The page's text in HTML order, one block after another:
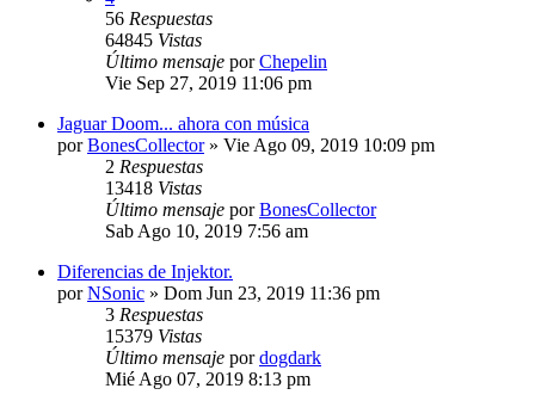
56 Respuestas
64845 Vistas
Último mensaje porChepelin
Vie Sep 27, 2019 11:06 pm
Jaguar Doom... ahora con música
porBonesCollector» Vie Ago 09, 2019 10:09 pm
2 Respuestas
13418 Vistas
Último mensaje porBonesCollector
Sab Ago 10, 2019 7:56 am
Diferencias de Injektor.
porNSonic » Dom Jun 23, 2019 11:36 pm
3 Respuestas
15379 Vistas
Último mensaje pordogdark
Mié Ago 07, 2019 8:13 pm